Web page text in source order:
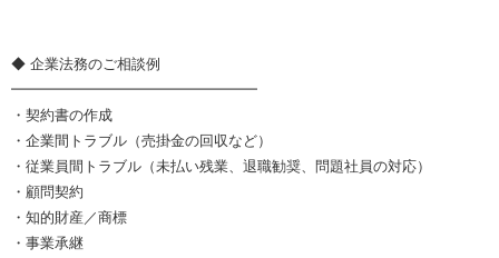
◆ 企業法務のご相談例
━━━━━━━━━━━━━━━━━
・契約書の作成
・企業間トラブル（売掛金の回収など）
・従業員間トラブル（未払い残業、退職勧奨、問題社員の対応）
・顧問契約
・知的財産／商標
・事業承継